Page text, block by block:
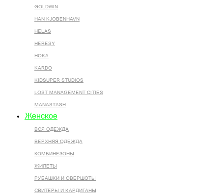
GOLDWIN
HAN KJOBENHAVN
HELAS
HERESY
HOKA
KARDO
KIDSUPER STUDIOS
LOST MANAGEMENT CITIES
MANASTASH
Женское
ВСЯ ОДЕЖДА
ВЕРХНЯЯ ОДЕЖДА
КОМБИНЕЗОНЫ
ЖИЛЕТЫ
РУБАШКИ И ОВЕРШОТЫ
СВИТЕРЫ И КАРДИГАНЫ